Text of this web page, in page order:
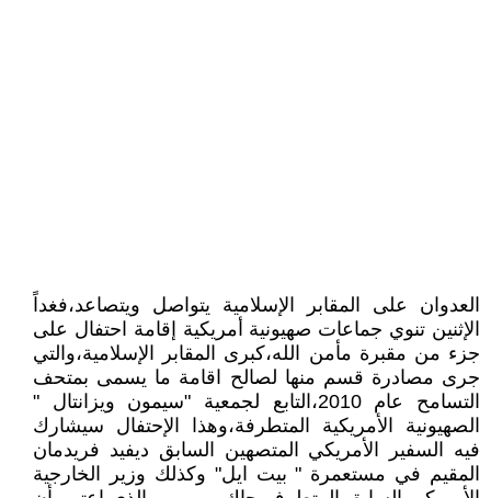
العدوان على المقابر الإسلامية يتواصل ويتصاعد،فغداً
الإثنين تنوي جماعات صهيونية أمريكية إقامة احتفال على
جزء من مقبرة مأمن الله،كبرى المقابر الإسلامية،والتي
جرى مصادرة قسم منها لصالح اقامة ما يسمى بمتحف
التسامح عام 2010،التابع لجمعية "سيمون ويزانتال "
الصهيونية الأمريكية المتطرفة،وهذا الإحتفال سيشارك
فيه السفير الأمريكي المتصهين السابق ديفيد فريدمان
المقيم في مستعمرة " بيت ايل" وكذلك وزير الخارجية